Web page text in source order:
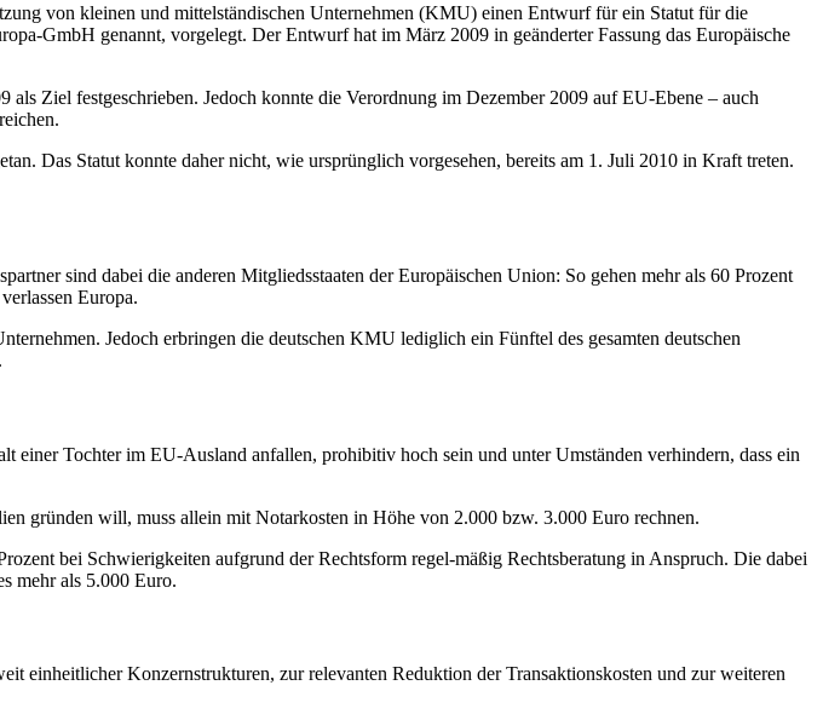
von kleinen und mittelständischen Unternehmen (KMU) einen Entwurf für ein Statut für die
GmbH genannt, vorgelegt. Der Entwurf hat im März 2009 in geänderter Fassung das Europäische
Ziel festgeschrieben. Jedoch konnte die Verordnung im Dezember 2009 auf EU-Ebene – auch
Das Statut konnte daher nicht, wie ursprünglich vorgesehen, bereits am 1. Juli 2010 in Kraft treten.
sind dabei die anderen Mitgliedsstaaten der Europäischen Union: So gehen mehr als 60 Prozent
Europa.
Jedoch erbringen die deutschen KMU lediglich ein Fünftel des gesamten deutschen
Tochter im EU-Ausland anfallen, prohibitiv hoch sein und unter Umständen verhindern, dass ein
gründen will, muss allein mit Notarkosten in Höhe von 2.000 bzw. 3.000 Euro rechnen.
bei Schwierigkeiten aufgrund der Rechtsform regel-mäßig Rechtsberatung in Anspruch. Die dabei
mehr als 5.000 Euro.
Konzernstrukturen, zur relevanten Reduktion der Transaktionskosten und zur weiteren